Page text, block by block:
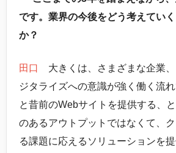
です。業界の今後をどう考えてい
か？
田口
大きくは、さまざまな企業
ジタライズへの意識が強く働く流
と昔前のWebサイトを提供する、
のあるアウトプットではなくて、
る課題に応えるソリューションを